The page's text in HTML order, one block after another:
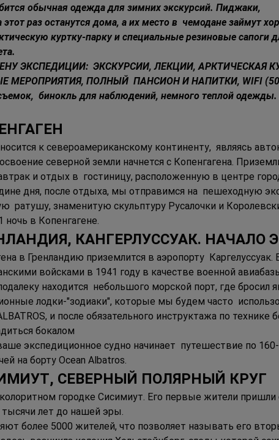
обычная одежда для зимних экскурсий. Пиджаки,
этот раз останутся дома, а их место в  чемодане займут
куртку-парку и специальные резиновые сапоги
ЭКСПЕДИЦИИ:  ЭКСКУРСИИ, ЛЕКЦИИ, АРКТИЧЕСКАЯ
ПОЛНЫЙ  ПАНСИОН И НАПИТКИ, WIFI
бинокль для наблюдений, немного теплой одежды.
к североамериканскому континенту,  являясь
северной земли начнется с Копенгагена.
и отдых в  гостиницу, расположенную в центре
дня, после отдыха, мы отправимся на  пешеходную
ратушу, знаменитую скульптуру Русалочки и
в Копенгагене.
КАНГЕРЛУССУАК. НАЧАЛО
в Гренландию приземлится в аэропорту
войсками в 1941 году в качестве военной
находится  небольшого морской порт, где бросил
лодки-"зодиаки", которые мы будем часто
и после обязательного инструктажа по
бокалом
экспедиционное судно начинает  путешествие по
на борту Ocean Albatros.
СЕВЕРНЫЙ ПОЛЯРНЫЙ КРУГ
городке Сисимиут. Его первые жители
лет до нашей эры.
более 5000 жителей, что позволяет называть его